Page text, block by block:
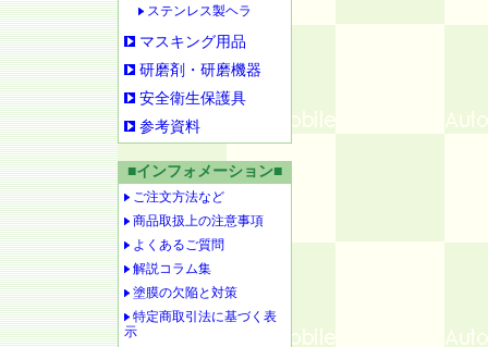
ステンレス製ヘラ
マスキング用品
研磨剤・研磨機器
安全衛生保護具
参考資料
■インフォメーション■
ご注文方法など
商品取扱上の注意事項
よくあるご質問
解説コラム集
塗膜の欠陥と対策
特定商取引法に基づく表
示